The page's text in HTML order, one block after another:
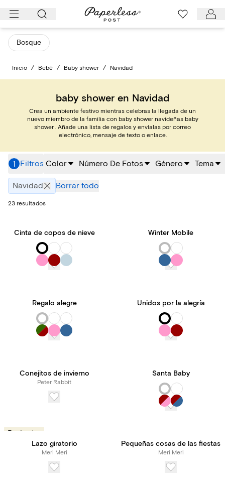
Ir
contenido
Bosque
Inicio / Bebé / Baby shower / Navidad
baby shower en Navidad
Crea un ambiente festivo mientras celebras la llegada de un
nuevo miembro de la familia con baby shower navideñas baby
shower . Añade una lista de regalos y envíalas por correo
electrónico, mensaje de texto o enlace.
1 Filtros Color Número De Fotos Género Tema
Navidad Borrar todo
23 resultados
Cinta de copos de nieve Winter Mobile
Regalo alegre Unidos por la alegría
Conejitos de invierno
Peter Rabbit
Santa Baby
Tendencias
Lazo giratorio
Meri Meri
Pequeñas cosas de las fiestas
Meri Meri